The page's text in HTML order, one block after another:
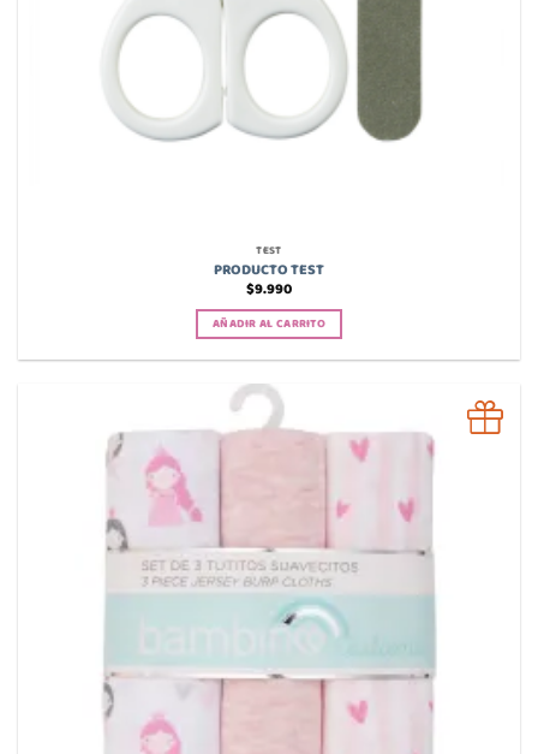
TEST
PRODUCTO TEST
$9.990
AÑADIR AL CARRITO